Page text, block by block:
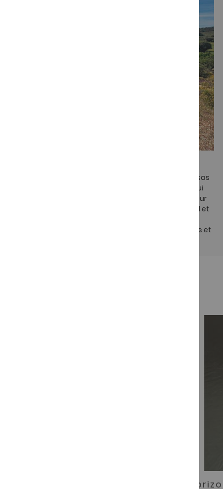
Nos porcs ibériques sont élevés en liberté dans nos dehesas
et nourris avec des glands et des herbes naturelles, ce qui
garantit une viande de qualité supérieure, avec une saveur
unique et une texture juteuse. Cet environnement naturel et
permettent d'obtenir des produits ibériques authentiques et